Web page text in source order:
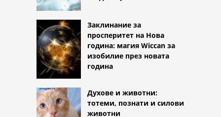
Заклинание за
просперитет на Нова
година: магия Wiccan за
изобилие през новата
година
Духове и животни:
тотеми, познати и силови
животни